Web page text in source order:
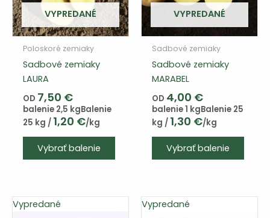
produktu
VYPREDANÉ
Poloskoré zemiaky
Sadbové zemiaky
LAURA
OD 7,50 €
balenie 2,5 kgBalenie
25 kg / 1,20 €/kg
Vybrať balenie
Tento
variantov.
Varianty
VYPREDANÉ
Sadbové zemiaky
Sadbové zemiaky
MARABEL
OD 4,00 €
balenie 1 kgBalenie 25
kg / 1,30 €/kg
Vybrať balenie
Tento
Vypredané Vypredané